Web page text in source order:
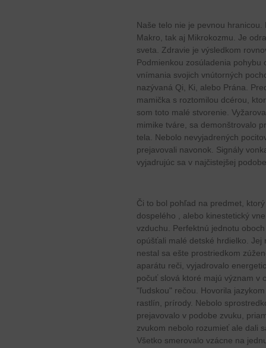
Naše telo nie je pevnou
Makro, tak aj Mikrokozmu. Je
sveta. Zdravie je výsledkom
Podmienkou zosúladenia
vnímania svojich vnútorných
nazývaná Qi, Ki, alebo Prána.
mamička s roztomilou dcérou,
som toto malé stvorenie.
mimike tváre, sa demonštrovalo
tela. Nebolo nevyjadrených
prejavovali navonok. Signály
vyjadrujúc sa v najčistejšej
Či to bol pohľad na predmet,
dospelého , alebo kinestetický
vzduchu. Perfektnú jednotu
opúšťali malé detské hrdielko.
nestal sa ešte prostriedkom
aparátu reči, vyjadrovalo
počuť slová ktoré majú význam v
"ľudskou" rečou. Hovorila
rastlín, prírody. Nebolo
prejavovalo v podobe zvuku,
zvukom nebolo rozumieť ale dali
Všetko smerovalo vzácne na